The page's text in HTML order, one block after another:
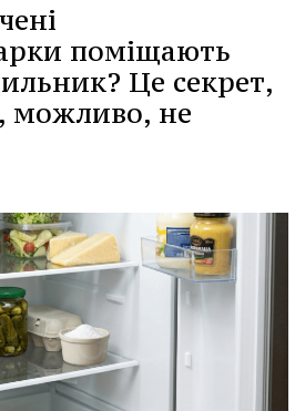
поміщають
Це секрет,
можливо, не